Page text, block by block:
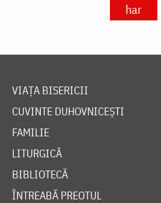
har
VIAȚA BISERICII
CUVINTE DUHOVNICEȘTI
FAMILIE
LITURGICĂ
BIBLIOTECĂ
ÎNTREABĂ PREOTUL